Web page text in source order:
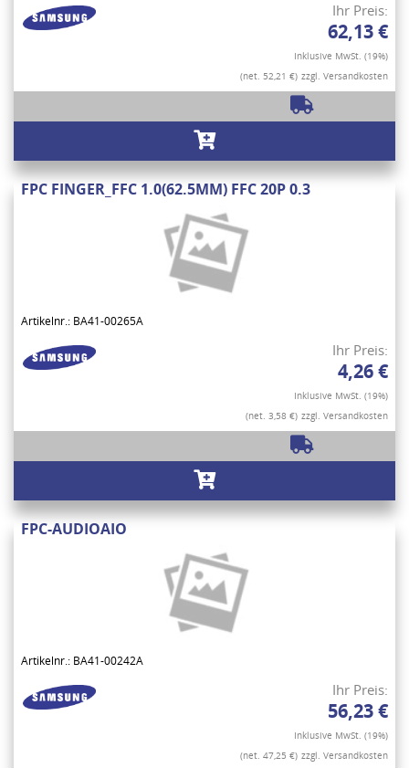
Ihr Preis:
62,13 €
Inklusive MwSt. (19%)
(net. 52,21 €) zzgl. Versandkosten
FPC FINGER_FFC 1.0(62.5MM) FFC 20P 0.3
Artikelnr.: BA41-00265A
Ihr Preis:
4,26 €
Inklusive MwSt. (19%)
(net. 3,58 €) zzgl. Versandkosten
FPC-AUDIOAIO
Artikelnr.: BA41-00242A
Ihr Preis:
56,23 €
Inklusive MwSt. (19%)
(net. 47,25 €) zzgl. Versandkosten